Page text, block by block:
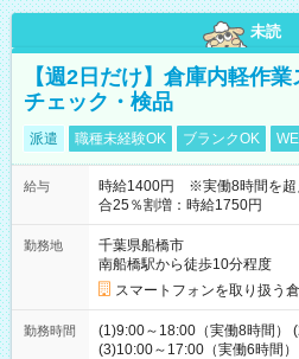
未読
【週2日だけ】倉庫内軽作
チェック・検品
派遣 職種未経験OK ブランクOK
給与
時給1400円 ※実働8時間を超
合25％割増：時給1750円
勤務地
千葉県船橋市
南船橋駅から徒歩10分程度
スマートフォンを取り扱う
勤務時間
(1)9:00～18:00（実働8時間）
(3)10:00～17:00（実働6時間